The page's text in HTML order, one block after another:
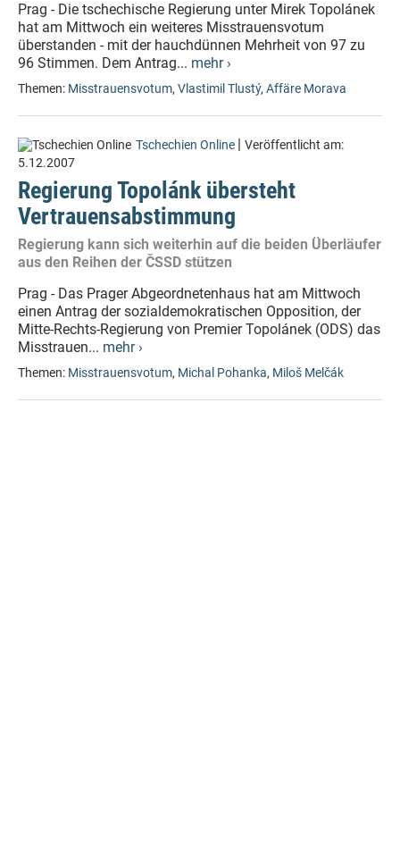
Prag - Die tschechische Regierung unter Mirek Topolánek
hat am Mittwoch ein weiteres Misstrauensvotum
überstanden - mit der hauchdünnen Mehrheit von 97 zu
96 Stimmen. Dem Antrag... mehr ›
Themen: Misstrauensvotum, Vlastimil Tlustý, Affäre Morava
Tschechien Online | Veröffentlicht am:
5.12.2007
Regierung Topolánk übersteht
Vertrauensabstimmung
Regierung kann sich weiterhin auf die beiden Überläufer
aus den Reihen der ČSSD stützen
Prag - Das Prager Abgeordnetenhaus hat am Mittwoch
einen Antrag der sozialdemokratischen Opposition, der
Mitte-Rechts-Regierung von Premier Topolánek (ODS) das
Misstrauen... mehr ›
Themen: Misstrauensvotum, Michal Pohanka, Miloš Melčák